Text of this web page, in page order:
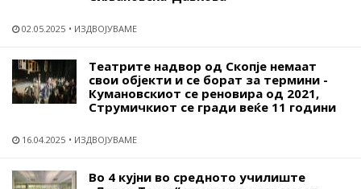
02.05.2025 ИЗДВОЈУВАМЕ
Театрите надвор од Скопје немаат
свои објекти и се борат за термини -
Кумановскиот се реновира од 2021,
Струмичкиот се гради веќе 11 години
16.04.2025 ИЗДВОЈУВАМЕ
Во 4 кујни во средното училиште